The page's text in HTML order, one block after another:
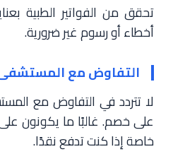
تحقق من الفواتير الطبية
أخطاء أو رسوم غير ضرورية.
التفاوض مع المستشفى
لا تتردد في التفاوض مع
على خصم. غالبًا ما يكونون
خاصة إذا كنت تدفع نقدًا.